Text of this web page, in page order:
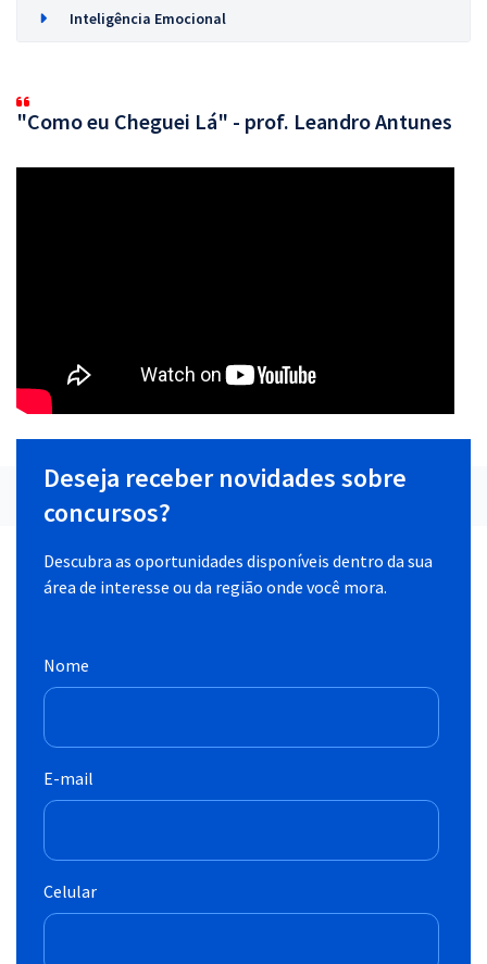
Inteligência Emocional
"Como eu Cheguei Lá" - prof. Leandro Antunes
Deseja receber novidades sobre
concursos?
Descubra as oportunidades disponíveis dentro da sua
área de interesse ou da região onde você mora.
Nome
E-mail
Celular